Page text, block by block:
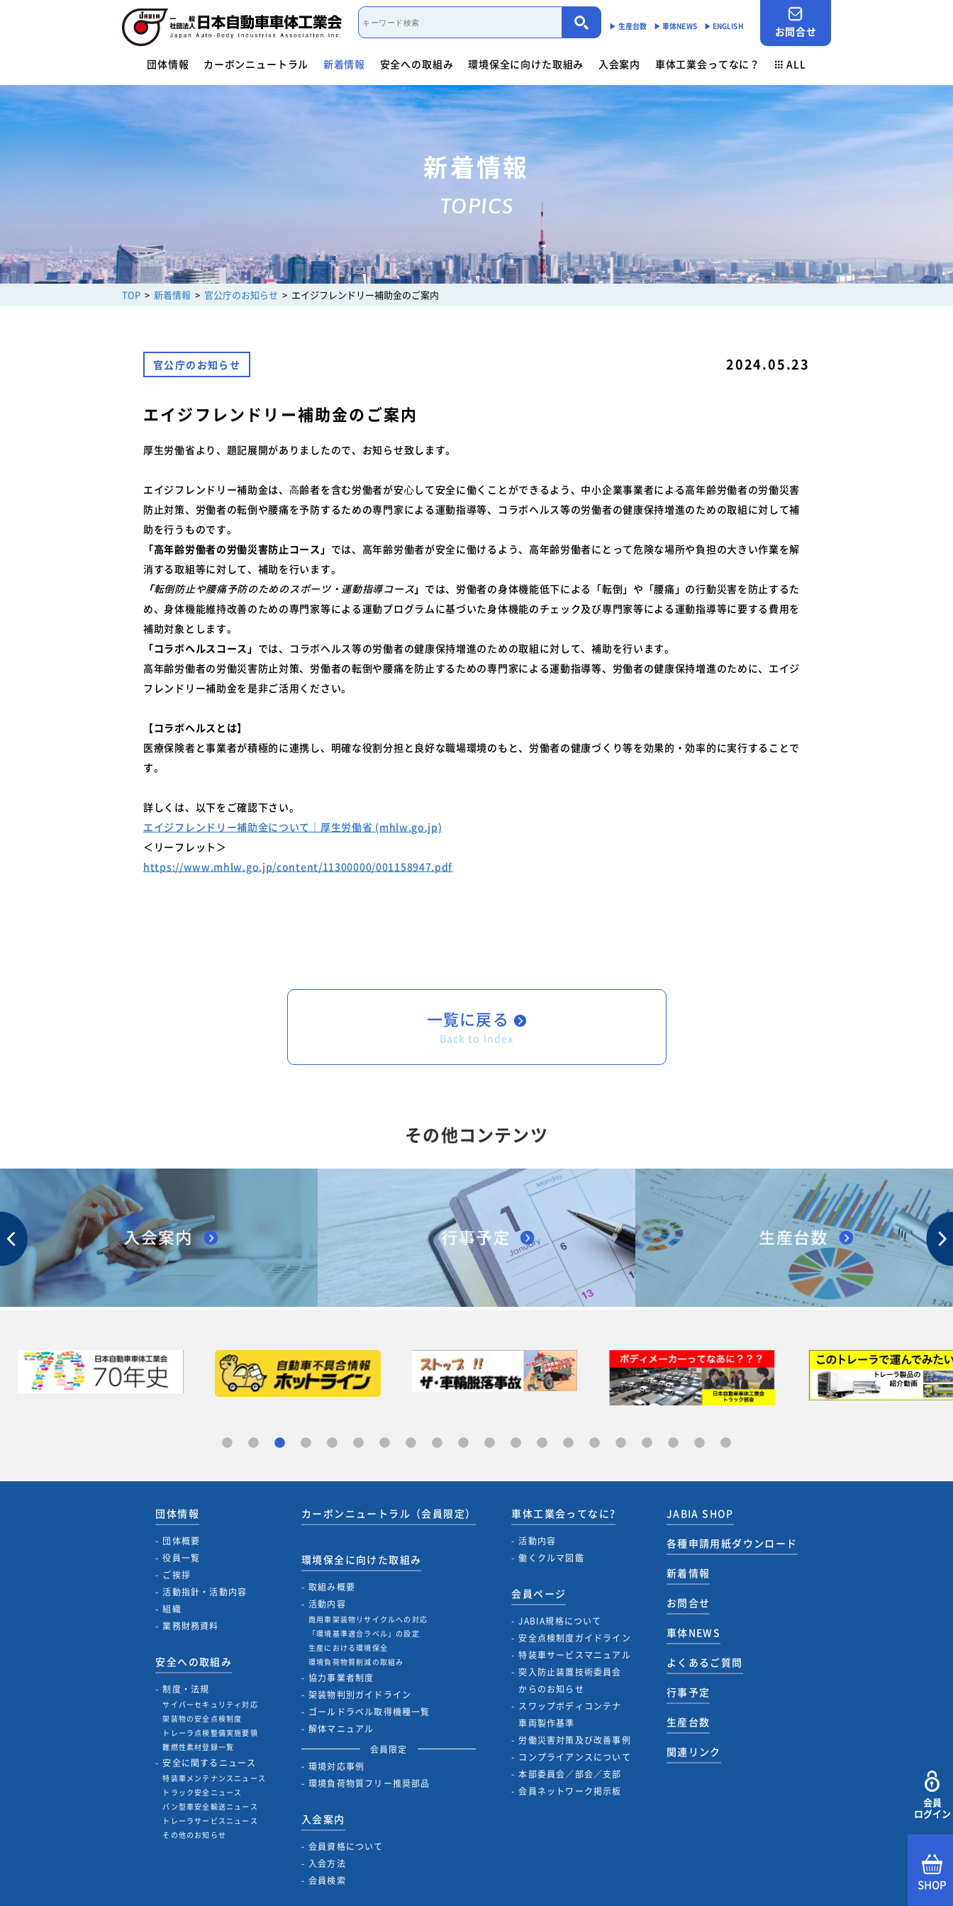
▶︎ 生産台数 ▶︎ 車体NEWS ▶︎ ENGLISH お問合せ
団体情報
団体概要 役員一覧
ご挨拶
活動指針・活動内容
組織
カーボンニュートラル 新着情報 安全への取組み
制度・法規
- サイバーセキュリティー対応
- 架装物の安全点検制度
- トレーラ点検整備実施要領
- 難燃物性素材登録一覧
- 特装車メンテナンスニュース
- その他のお知らせ
環境保全に向けた取組み
取組み概要 活動内容
- 商用車架装物リサイクルへの対応
- 「環境基準適合ラベル」の設定
- 生産における環境保全
解体マニュアル一覧 架装物判別ガイドライン
環境対応事例
入会案内
会員資格について 入会方法 会員検索
車体工業会ってなに？
働くクルマ図鑑
ALL
団体情報
団体概要
安全への取組み
制度・法規
サイバーセキュリティー対応
架装物の安全点検制度
特装車メンテナンスニュース
- トラック安全ニュース
その他のお知らせ
カーボンニュートラル（会員限定）
商用車架装物リサイクルへの対応
協力事業者制度
架装物判別ガイドライン
ゴールドラベル取得機種一覧
入会案内
会員資格について
会員検索
車体工業会ってなに?
活動内容
働くクルマ図鑑
会員ページ
JABIA SHOP
各種申請用紙ダウンロード
行事予定
新着情報
TOPICS
TOP 新着情報 官公庁のお知らせ エイジフレンドリー補助金のご案内
官公庁のお知らせ 2024.05.23
エイジフレンドリー補助金のご案内
厚生労働省より、題記展開がありましたので、お知らせ致します。
エイジフレンドリー補助金は、⾼齢者を含む労働者が安⼼して安全に働くことができるよう、中小企業事業者による高年齢労働者の労働災害
防止対策、労働者の転倒や腰痛を予防するための専門家による運動指導等、コラボヘルス等の労働者の健康保持増進のための取組に対して補
助を行うものです。
「高年齢労働者の労働災害防止コース」 では、高年齢労働者が安全に働けるよう、高年齢労働者にとって危険な場所や負担の大きい作業を解
消する取組等に対して、補助を行います。
「転倒防止や腰痛予防のためのスポーツ・運動指導コース」 では、労働者の身体機能低下による「転倒」や「腰痛」の行動災害を防止するた
め、身体機能維持改善のための専門家等による運動プログラムに基づいた身体機能のチェック及び専門家等による運動指導等に要する費用を
補助対象とします。
「コラボヘルスコース」 では、コラボヘルス等の労働者の健康保持増進のための取組に対して、補助を行います。
高年齢労働者の労働災害防止対策、労働者の転倒や腰痛を防止するための専門家による運動指導等、労働者の健康保持増進のために、エイジ
フレンドリー補助金を是非ご活用ください。
【コラボヘルスとは】
医療保険者と事業者が積極的に連携し、明確な役割分担と良好な職場環境のもと、労働者の健康づくり等を効果的・効率的に実行することで
す。
詳しくは、以下をご確認下さい。
エイジフレンドリー補助金について｜厚生労働省 (mhlw.go.jp)
＜リーフレット＞
https://www.mhlw.go.jp/content/11300000/001158947.pdf
一覧に戻る
Back to Index
会員
ログイン
SHOP
その他コンテンツ
団体情報
団体概要
役員一覧
ご挨拶
活動指針・活動内容
組織
業務財務資料
安全への取組み
制度・法規
サイバーセキュリティ対応
架装物の安全点検制度
トレーラ点検整備実施要領
難燃性素材登録一覧
安全に関するニュース
特装車メンテナンスニュース
トラック安全ニュース
バン型車安全輸送ニュース
トレーラサービスニュース
その他のお知らせ
カーボンニュートラル（会員限定）
環境保全に向けた取組み
取組み概要
活動内容
商用車架装物リサイクルへの対応
「環境基準適合ラベル」の設定
生産における環境保全
環境負荷物質削減の取組み
協力事業者制度
架装物判別ガイドライン
ゴールドラベル取得機種一覧
解体マニュアル
会員限定
環境対応事例
環境負荷物質フリー推奨部品
入会案内
会員資格について
入会方法
会員検索
車体工業会ってなに?
活動内容
働くクルマ図鑑
会員ページ
JABIA規格について
安全点検制度ガイドライン
特装車サービスマニュアル
突入防止装置技術委員会
からのお知らせ
スワップボディコンテナ
車両製作基準
労働災害対策及び改善事例
コンプライアンスについて
本部委員会／部会／支部
会員ネットワーク掲示板
JABIA SHOP
各種申請用紙ダウンロード
新着情報
お問合せ
車体NEWS
よくあるご質問
行事予定
生産台数
関連リンク